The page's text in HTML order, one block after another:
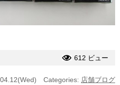
612 ビュー
Categories: 店舗ブログ